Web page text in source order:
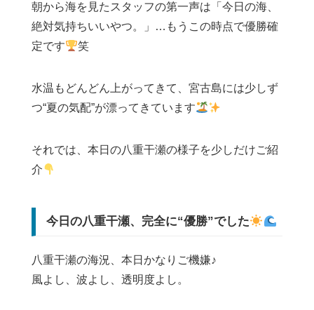
朝から海を見たスタッフの第一声は「今日の海、
絶対気持ちいいやつ。」…もうこの時点で優勝確
定です
笑
水温もどんどん上がってきて、宮古島には少しず
つ“夏の気配”が漂ってきています
それでは、本日の八重干瀬の様子を少しだけご紹
介
今日の八重干瀬、完全に“優勝”でした
八重干瀬の海況、本日かなりご機嫌♪
風よし、波よし、透明度よし。